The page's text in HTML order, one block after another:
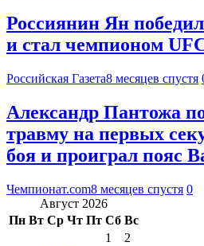
Россиянин Ян
и стал чемпионом
Российская Газета8 месяцев спустя
Александр Пантожа
травму на первых
боя и проиграл пояс
Чемпионат.com8 месяцев спустя 0
Август 2026
Пн Вт Ср Чт Пт Сб Вс
1
2